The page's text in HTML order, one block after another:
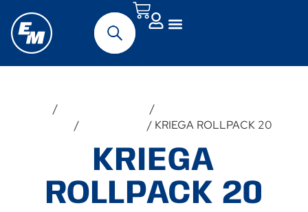
/ /
/ / KRIEGA ROLLPACK 20
KRIEGA
ROLLPACK 20